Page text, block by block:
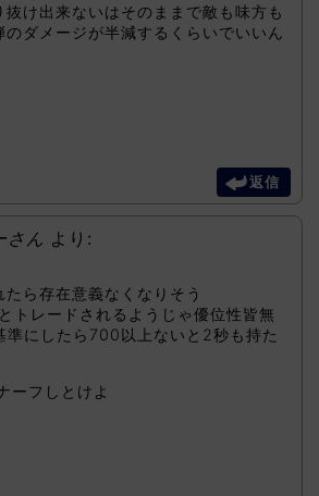
抜け出来ないはそのままで敵も味方も
のダメージが半減するくらいでいいん
返信
さん より:
ら存在意義なくなりそう
トレードされるようじゃ優位性皆無
準にしたら700以上ないと2秒も持た
ーフしとけよ